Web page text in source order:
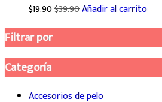
$19.90$39.90Añadir al carrito
Filtrar por
Categoría
Accesorios de pelo